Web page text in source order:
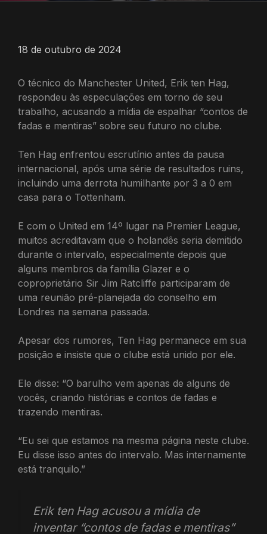
18 de outubro de 2024
O técnico do Manchester United, Erik ten Hag,
respondeu às especulações em torno de seu
trabalho, acusando a mídia de espalhar “contos de
fadas e mentiras” sobre seu futuro no clube.
Ten Hag enfrentou escrutínio antes da pausa
internacional, após uma série de resultados ruins,
incluindo uma derrota humilhante por 3 a 0 em
casa para o Tottenham.
E com o United em 14º lugar na Premier League,
muitos acreditavam que o holandês seria demitido
durante o intervalo, especialmente depois que
alguns membros da família Glazer e o
coproprietário Sir Jim Ratcliffe participaram de
uma reunião pré-planejada do conselho em
Londres na semana passada.
Apesar dos rumores, Ten Hag permanece em sua
posição e insiste que o clube está unido por ele.
Ele disse: “O barulho vem apenas de alguns de
vocês, criando histórias e contos de fadas e
trazendo mentiras.
“Eu sei que estamos na mesma página neste clube.
Eu disse isso antes do intervalo. Mas internamente
está tranquilo.”
Erik ten Hag acusou a mídia de
inventar “contos de fadas e mentiras”